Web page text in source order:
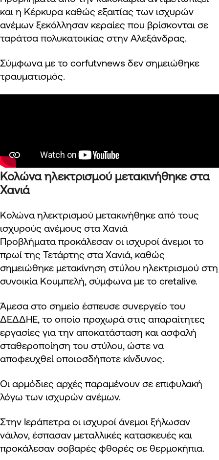
και η Κέρκυρα καθώς εξαιτίας των ισχυρών
ανέμων ξεκόλλησαν κεραίες που βρίσκονται σε
ταράτσα πολυκατοικίας στην Αλεξάνδρας.
Σύμφωνα με το corfutvnews δεν σημειώθηκε
τραυματισμός.
Κολώνα ηλεκτρισμού μετακινήθηκε στα
Χανιά
Κολώνα ηλεκτρισμού μετακινήθηκε από τους
ισχυρούς ανέμους στα Χανιά
Προβλήματα προκάλεσαν οι ισχυροί άνεμοι το
πρωί της Τετάρτης στα Χανιά, καθώς
σημειώθηκε μετακίνηση στύλου ηλεκτρισμού στη
συνοικία Κουμπελή, σύμφωνα με το cretalive.
Άμεσα στο σημείο έσπευσε συνεργείο του
ΔΕΔΔΗΕ, το οποίο προχωρά στις απαραίτητες
εργασίες για την αποκατάσταση και ασφαλή
σταθεροποίηση του στύλου, ώστε να
αποφευχθεί οποιοσδήποτε κίνδυνος.
Οι αρμόδιες αρχές παραμένουν σε επιφυλακή
λόγω των ισχυρών ανέμων.
Στην Ιεράπετρα οι ισχυροί άνεμοι ξήλωσαν
νάιλον, έσπασαν μεταλλικές κατασκευές και
προκάλεσαν σοβαρές φθορές σε θερμοκήπια.